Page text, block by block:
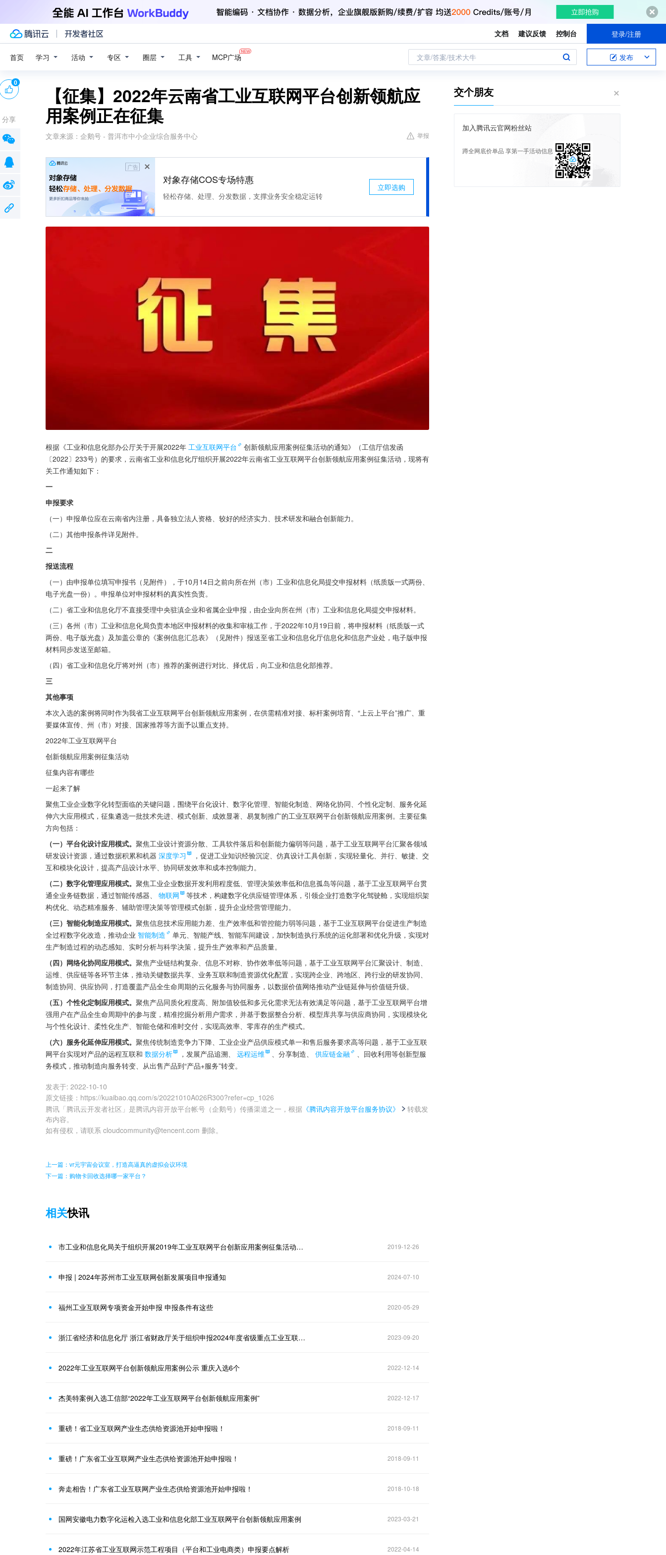
文档 建议反馈 控制台 登录/注册
首页 学习 活动 专区 圈层 工具 MCP广场 文章/答案/技术大牛 发布
【征集】2022年云南省工业互联网平台创新领航应
用案例正在征集
文章来源： 企鹅号 - 普洱市中小企业综合服务中心 举报
广告
对象存储COS专场特惠
轻松存储、处理、分发数据，支撑业务安全稳定运转
立即选购
根据《工业和信息化部办公厅关于开展2022年 工业互联网平台
创新领航应用案例征集活动的通知》（工信厅信发函
〔2022〕233号）的要求，云南省工业和信息化厅组织开展2022年云南省工业互联网平台创新领航应用案例征集活动，现将有
关工作通知如下：
一
申报要求
（一）申报单位应在云南省内注册，具备独立法人资格、较好的经济实力、技术研发和融合创新能力。
（二）其他申报条件详见附件。
二
报送流程
（一）由申报单位填写申报书（见附件），于10月14日之前向所在州（市）工业和信息化局提交申报材料（纸质版一式两份、
电子光盘一份）。申报单位对申报材料的真实性负责。
（二）省工业和信息化厅不直接受理中央驻滇企业和省属企业申报，由企业向所在州（市）工业和信息化局提交申报材料。
（三）各州（市）工业和信息化局负责本地区申报材料的收集和审核工作，于2022年10月19日前，将申报材料（纸质版一式
两份、电子版光盘）及加盖公章的《案例信息汇总表》（见附件）报送至省工业和信息化厅信息化和信息产业处，电子版申报
材料同步发送至邮箱。
（四）省工业和信息化厅将对州（市）推荐的案例进行对比、择优后，向工业和信息化部推荐。
三
其他事项
本次入选的案例将同时作为我省工业互联网平台创新领航应用案例，在供需精准对接、标杆案例培育、“上云上平台”推广、重
要媒体宣传、州（市）对接、国家推荐等方面予以重点支持。
2022年工业互联网平台
创新领航应用案例征集活动
征集内容有哪些
一起来了解
聚焦工业企业数字化转型面临的关键问题，围绕平台化设计、数字化管理、智能化制造、网络化协同、个性化定制、服务化延
伸六大应用模式，征集遴选一批技术先进、模式创新、成效显著、易复制推广的工业互联网平台创新领航应用案例。主要征集
方向包括：
（一）平台化设计应用模式。 聚焦工业设计资源分散、工具软件落后和创新能力偏弱等问题，基于工业互联网平台汇聚各领域
研发设计资源，通过数据积累和机器 深度学习
，促进工业知识经验沉淀、仿真设计工具创新，实现轻量化、并行、敏捷、交
互和模块化设计，提高产品设计水平、协同研发效率和成本控制能力。
（二）数字化管理应用模式。 聚焦工业企业数据开发利用程度低、管理决策效率低和信息孤岛等问题，基于工业互联网平台贯
通全业务链数据，通过智能传感器、
物联网
等技术，构建数字化供应链管理体系，引领企业打造数字化驾驶舱，实现组织架
构优化、动态精准服务、辅助管理决策等管理模式创新，提升企业经营管理能力。
（三）智能化制造应用模式。 聚焦信息技术应用能力差、生产效率低和管控能力弱等问题，基于工业互联网平台促进生产制造
全过程数字化改造，推动企业 智能制造
单元、智能产线、智能车间建设，加快制造执行系统的运化部署和优化升级，实现对
生产制造过程的动态感知、实时分析与科学决策，提升生产效率和产品质量。
（四）网络化协同应用模式。 聚焦产业链结构复杂、信息不对称、协作效率低等问题，基于工业互联网平台汇聚设计、制造、
运维、供应链等各环节主体，推动关键数据共享、业务互联和制造资源优化配置，实现跨企业、跨地区、跨行业的研发协同、
制造协同、供应协同，打造覆盖产品全生命周期的云化服务与协同服务，以数据价值网络推动产业链延伸与价值链升级。
（五）个性化定制应用模式。 聚焦产品同质化程度高、附加值较低和多元化需求无法有效满足等问题，基于工业互联网平台增
强用户在产品全生命周期中的参与度，精准挖掘分析用户需求，并基于数据整合分析、模型库共享与供应商协同，实现模块化
与个性化设计、柔性化生产、智能仓储和准时交付，实现高效率、零库存的生产模式。
（六）服务化延伸应用模式。 聚焦传统制造竞争力下降、工业企业产品供应模式单一和售后服务要求高等问题，基于工业互联
网平台实现对产品的远程互联和 数据分析 ，发展产品追溯、 远程运维 、分享制造、 供应链金融
、回收利用等创新型服
务模式，推动制造向服务转变、从出售产品到“产品+服务”转变。
发表于: 2022-10-10
原文链接 ： https://kuaibao.qq.com/s/20221010A026R300?refer=cp_1026
腾讯「腾讯云开发者社区」是腾讯内容开放平台帐号（企鹅号）传播渠道之一，根据 《腾讯内容开放平台服务协议》
转载发
布内容。
如有侵权，请联系 cloudcommunity@tencent.com 删除。
0
分享
上一篇：vr元宇宙会议室，打造高逼真的虚拟会议环境
下一篇：购物卡回收选择哪一家平台？
相关快讯
市工业和信息化局关于组织开展2019年工业互联网平台创新应用案例征集活动的通知 2019-12-26
申报 | 2024年苏州市工业互联网创新发展项目申报通知 2024-07-10
福州工业互联网专项资金开始申报 申报条件有这些 2020-05-29
浙江省经济和信息化厅 浙江省财政厅关于组织申报2024年度省级重点工业互联网平台项目的通知 2023-09-20
2022年工业互联网平台创新领航应用案例公示 重庆入选6个 2022-12-14
杰美特案例入选工信部“2022年工业互联网平台创新领航应用案例” 2022-12-17
重磅！省工业互联网产业生态供给资源池开始申报啦！ 2018-09-11
重磅！广东省工业互联网产业生态供给资源池开始申报啦！ 2018-09-11
奔走相告！广东省工业互联网产业生态供给资源池开始申报啦！ 2018-10-18
国网安徽电力数字化运检入选工业和信息化部工业互联网平台创新领航应用案例 2023-03-21
2022年江苏省工业互联网示范工程项目（平台和工业电商类）申报要点解析 2022-04-14
交个朋友
加入腾讯云官网粉丝站
蹲全网底价单品 享第一手活动信息